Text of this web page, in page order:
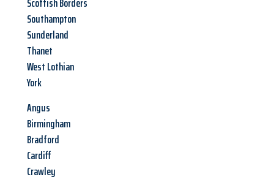
Southampton
Sunderland
Thanet
West Lothian
York
Angus
Birmingham
Bradford
Cardiff
Crawley